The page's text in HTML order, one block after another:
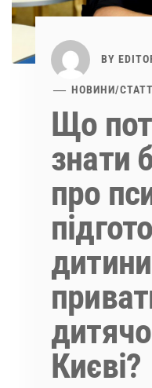
BY
НОВИНИ/
Що
знати
про
Києві?